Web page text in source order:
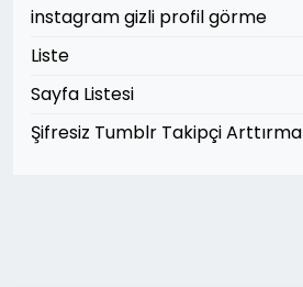
instagram gizli profil görme
Liste
Sayfa Listesi
Şifresiz Tumblr Takipçi Arttırma